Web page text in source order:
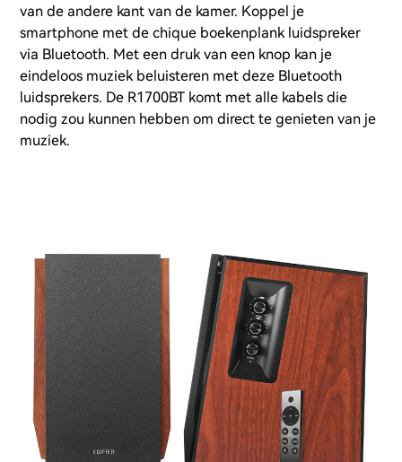
van de andere kant van de kamer. Koppel je
smartphone met de chique boekenplank luidspreker
via Bluetooth. Met een druk van een knop kan je
eindeloos muziek beluisteren met deze Bluetooth
luidsprekers. De R1700BT komt met alle kabels die
nodig zou kunnen hebben om direct te genieten van je
muziek.